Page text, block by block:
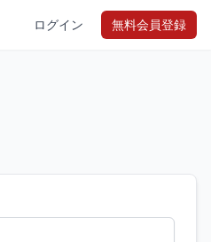
ログイン 無料会員登録